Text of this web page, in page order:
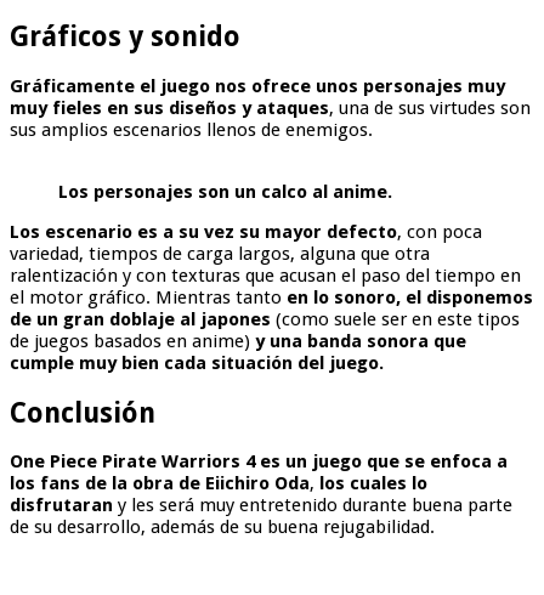
Gráficos y sonido
Gráficamente el juego nos ofrece unos personajes muy
muy fieles en sus diseños y ataques, una de sus virtudes son
sus amplios escenarios llenos de enemigos.
Los personajes son un calco al anime.
Los escenario es a su vez su mayor defecto, con poca
variedad, tiempos de carga largos, alguna que otra
ralentización y con texturas que acusan el paso del tiempo en
el motor gráfico. Mientras tanto en lo sonoro, el disponemos
de un gran doblaje al japones (como suele ser en este tipos
de juegos basados en anime) y una banda sonora que
cumple muy bien cada situación del juego.
Conclusión
One Piece Pirate Warriors 4 es un juego que se enfoca a
los fans de la obra de Eiichiro Oda, los cuales lo
disfrutaran y les será muy entretenido durante buena parte
de su desarrollo, además de su buena rejugabilidad.